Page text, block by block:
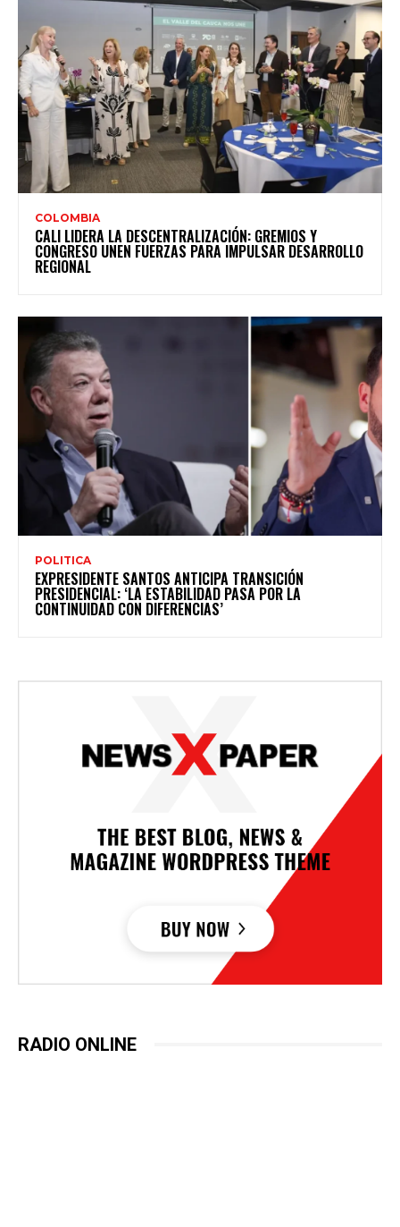
COLOMBIA
CALI LIDERA LA DESCENTRALIZACIÓN: GREMIOS Y
CONGRESO UNEN FUERZAS PARA IMPULSAR DESARROLLO
REGIONAL
POLITICA
EXPRESIDENTE SANTOS ANTICIPA TRANSICIÓN
PRESIDENCIAL: ‘LA ESTABILIDAD PASA POR LA
CONTINUIDAD CON DIFERENCIAS’
RADIO ONLINE